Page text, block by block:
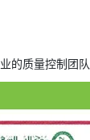
的质量控制团队